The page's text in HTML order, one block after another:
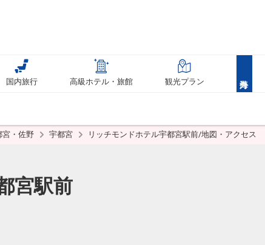
国内旅行 高級ホテル・旅館 観光プラン
宮・佐野 宇都宮 リッチモンドホテル宇都宮駅前/地図・アクセス
宮駅前